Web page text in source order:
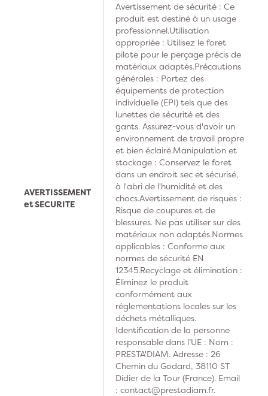
AVERTISSEMENT
et SECURITE
Avertissement de sécurité : Ce
produit est destiné à un usage
professionnel.Utilisation
appropriée : Utilisez le foret
pilote pour le perçage précis de
matériaux adaptés.Précautions
générales : Portez des
équipements de protection
individuelle (EPI) tels que des
lunettes de sécurité et des
gants. Assurez-vous d'avoir un
environnement de travail propre
et bien éclairé.Manipulation et
stockage : Conservez le foret
dans un endroit sec et sécurisé,
à l'abri de l'humidité et des
chocs.Avertissement de risques :
Risque de coupures et de
blessures. Ne pas utiliser sur des
matériaux non adaptés.Normes
applicables : Conforme aux
normes de sécurité EN
12345.Recyclage et élimination :
Éliminez le produit
conformément aux
réglementations locales sur les
déchets métalliques.
Identification de la personne
responsable dans l’UE : Nom :
PRESTA'DIAM. Adresse : 26
Chemin du Godard, 38110 ST
Didier de la Tour (France). Email
: contact@prestadiam.fr.